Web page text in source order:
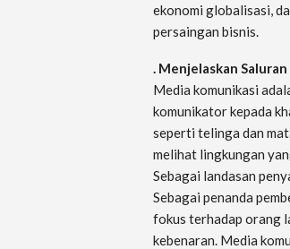
ekonomi globalisasi,
persaingan bisnis.
. Menjelaskan
Media komunikasi
komunikator kepada
seperti telinga dan
melihat lingkungan
Sebagai landasan
Sebagai penanda
fokus terhadap orang
kebenaran. Media